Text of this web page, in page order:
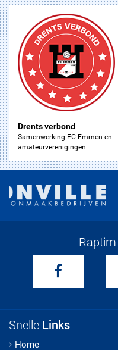
Drents verbond
Samenwerking FC Emmen en
amateurverenigingen
Raptim
Snelle Links
Home